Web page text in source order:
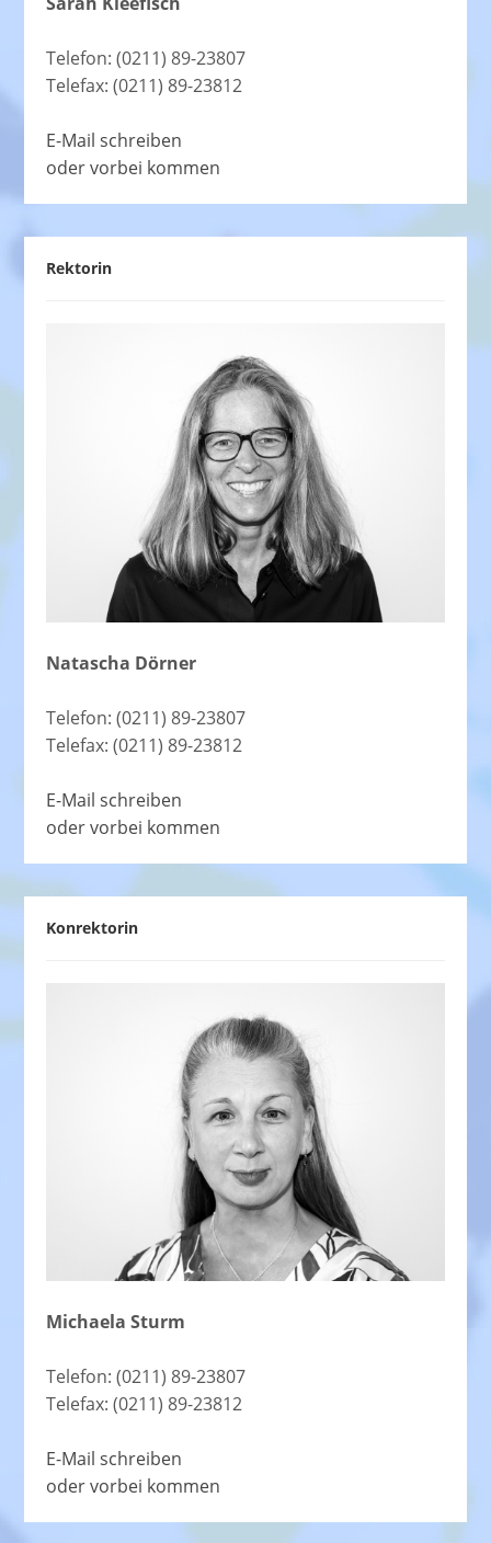
Telefon: (0211) 89-23807
Telefax: (0211) 89-23812
E-Mail schreiben
oder vorbei kommen
Rektorin
Natascha Dörner
Telefon: (0211) 89-23807
Telefax: (0211) 89-23812
E-Mail schreiben
oder vorbei kommen
Konrektorin
Michaela Sturm
Telefon: (0211) 89-23807
Telefax: (0211) 89-23812
E-Mail schreiben
oder vorbei kommen